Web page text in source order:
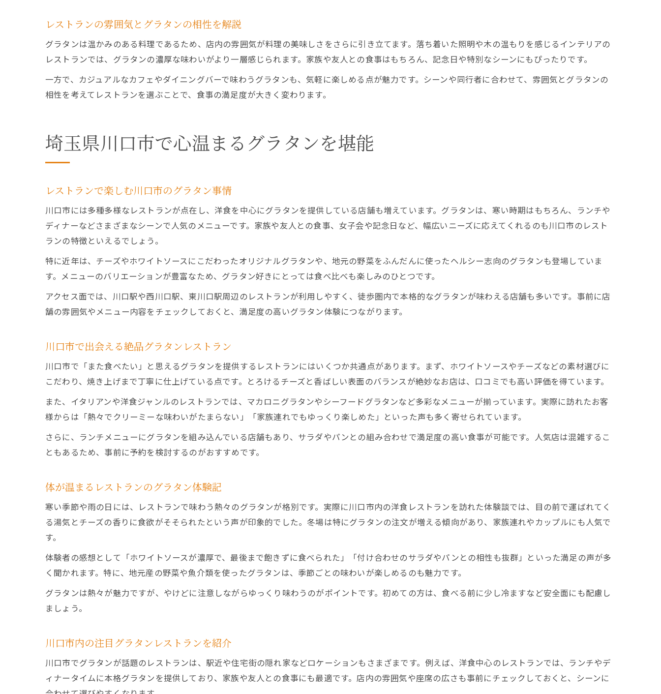
レストランの雰囲気とグラタンの相性を解説
グラタンは温かみのある料理であるため、店内の雰囲気が料理の美味しさをさらに引き立てます。落ち着いた照明や木の温もりを感じるインテリアの
レストランでは、グラタンの濃厚な味わいがより一層感じられます。家族や友人との食事はもちろん、記念日や特別なシーンにもぴったりです。
一方で、カジュアルなカフェやダイニングバーで味わうグラタンも、気軽に楽しめる点が魅力です。シーンや同行者に合わせて、雰囲気とグラタンの
相性を考えてレストランを選ぶことで、食事の満足度が大きく変わります。
埼玉県川口市で心温まるグラタンを堪能
レストランで楽しむ川口市のグラタン事情
川口市には多種多様なレストランが点在し、洋食を中心にグラタンを提供している店舗も増えています。グラタンは、寒い時期はもちろん、ランチや
ディナーなどさまざまなシーンで人気のメニューです。家族や友人との食事、女子会や記念日など、幅広いニーズに応えてくれるのも川口市のレスト
ランの特徴といえるでしょう。
特に近年は、チーズやホワイトソースにこだわったオリジナルグラタンや、地元の野菜をふんだんに使ったヘルシー志向のグラタンも登場していま
す。メニューのバリエーションが豊富なため、グラタン好きにとっては食べ比べも楽しみのひとつです。
アクセス面では、川口駅や西川口駅、東川口駅周辺のレストランが利用しやすく、徒歩圏内で本格的なグラタンが味わえる店舗も多いです。事前に店
舗の雰囲気やメニュー内容をチェックしておくと、満足度の高いグラタン体験につながります。
川口市で出会える絶品グラタンレストラン
川口市で「また食べたい」と思えるグラタンを提供するレストランにはいくつか共通点があります。まず、ホワイトソースやチーズなどの素材選びに
こだわり、焼き上げまで丁寧に仕上げている点です。とろけるチーズと香ばしい表面のバランスが絶妙なお店は、口コミでも高い評価を得ています。
また、イタリアンや洋食ジャンルのレストランでは、マカロニグラタンやシーフードグラタンなど多彩なメニューが揃っています。実際に訪れたお客
様からは「熱々でクリーミーな味わいがたまらない」「家族連れでもゆっくり楽しめた」といった声も多く寄せられています。
さらに、ランチメニューにグラタンを組み込んでいる店舗もあり、サラダやパンとの組み合わせで満足度の高い食事が可能です。人気店は混雑するこ
ともあるため、事前に予約を検討するのがおすすめです。
体が温まるレストランのグラタン体験記
寒い季節や雨の日には、レストランで味わう熱々のグラタンが格別です。実際に川口市内の洋食レストランを訪れた体験談では、目の前で運ばれてく
る湯気とチーズの香りに食欲がそそられたという声が印象的でした。冬場は特にグラタンの注文が増える傾向があり、家族連れやカップルにも人気で
す。
体験者の感想として「ホワイトソースが濃厚で、最後まで飽きずに食べられた」「付け合わせのサラダやパンとの相性も抜群」といった満足の声が多
く聞かれます。特に、地元産の野菜や魚介類を使ったグラタンは、季節ごとの味わいが楽しめるのも魅力です。
グラタンは熱々が魅力ですが、やけどに注意しながらゆっくり味わうのがポイントです。初めての方は、食べる前に少し冷ますなど安全面にも配慮し
ましょう。
川口市内の注目グラタンレストランを紹介
川口市でグラタンが話題のレストランは、駅近や住宅街の隠れ家などロケーションもさまざまです。例えば、洋食中心のレストランでは、ランチやデ
ィナータイムに本格グラタンを提供しており、家族や友人との食事にも最適です。店内の雰囲気や座席の広さも事前にチェックしておくと、シーンに